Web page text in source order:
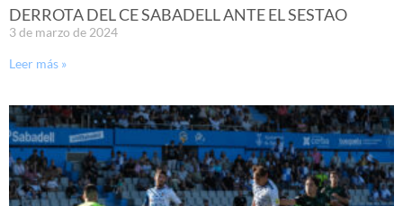
DERROTA DEL CE SABADELL ANTE EL SESTAO
3 de marzo de 2024
Leer más »